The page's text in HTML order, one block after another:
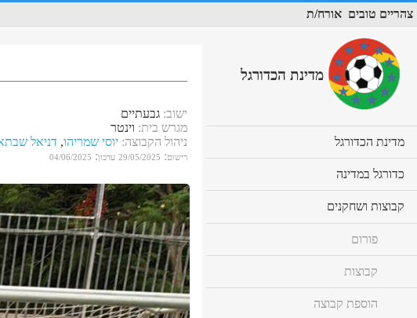
צהריים טובים אורח/ת
ישוב: גבעתיים
מגרש בית: וינטר
ניהול הקבוצה: יוסי שמריהו, דניאל
רישום:
29/05/2025 עדכון:
04/06/2025
מדינת הכדורגל
מדינת הכדורגל
to
כדורגל במדינה
to
קבוצות ושחקנים
to
פורום
קבוצות
הוספת קבוצה